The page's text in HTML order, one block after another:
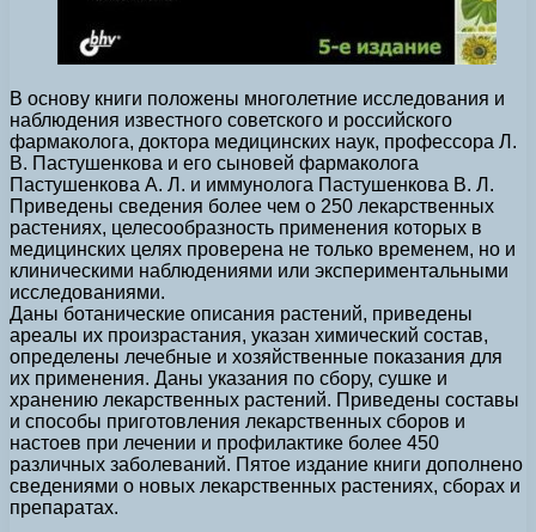
В основу книги положены многолетние исследования и
наблюдения известного советского и российского
фармаколога, доктора медицинских наук, профессора Л.
В. Пастушенкова и его сыновей фармаколога
Пастушенкова А. Л. и иммунолога Пастушенкова В. Л.
Приведены сведения более чем о 250 лекарственных
растениях, целесообразность применения которых в
медицинских целях проверена не только временем, но и
клиническими наблюдениями или экспериментальными
исследованиями.
Даны ботанические описания растений, приведены
ареалы их произрастания, указан химический состав,
определены лечебные и хозяйственные показания для
их применения. Даны указания по сбору, сушке и
хранению лекарственных растений. Приведены составы
и способы приготовления лекарственных сборов и
настоев при лечении и профилактике более 450
различных заболеваний. Пятое издание книги дополнено
сведениями о новых лекарственных растениях, сборах и
препаратах.